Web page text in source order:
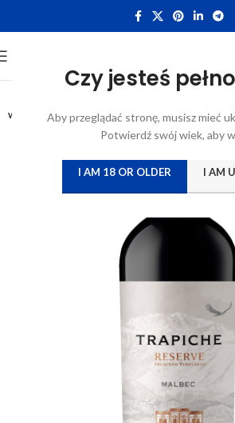
Czy jesteś
Aby przeglądać stronę, musisz mieć
Potwierdź swój wiek, aby
I AM 18 OR OLDER I AM
WYTRAWNE